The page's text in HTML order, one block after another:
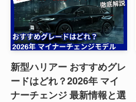
新型ハリアー おすすめグレ
ードはどれ？2026年 マイ
ナーチェンジ 最新情報と選